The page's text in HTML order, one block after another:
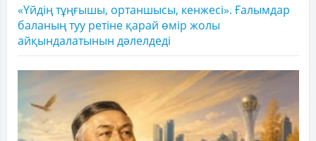
«Үйдің тұңғышы, ортаншысы, кенжесі». Ғалымдар
баланың туу ретіне қарай өмір жолы
айқындалатынын дәлелдеді